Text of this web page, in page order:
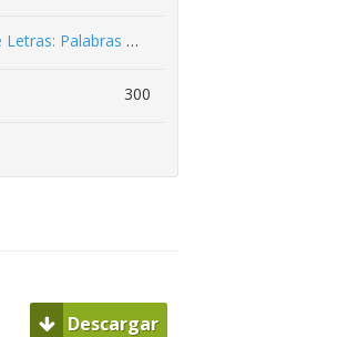
Sopa de Letras: Palabras Ocultas
300
Descargar